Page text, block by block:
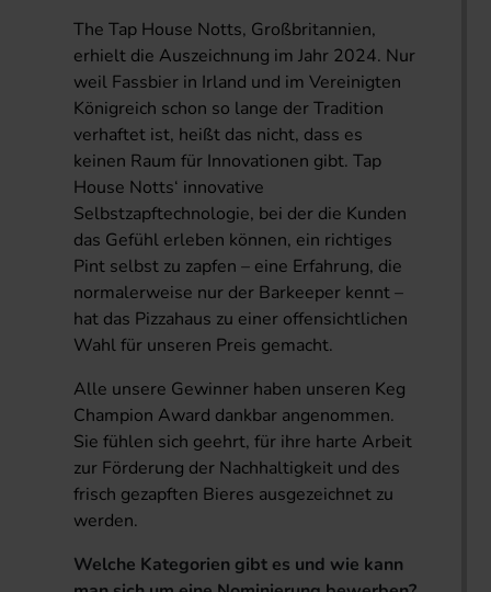
The Tap House Notts, Großbritannien,
erhielt die Auszeichnung im Jahr 2024. Nur
weil Fassbier in Irland und im Vereinigten
Königreich schon so lange der Tradition
verhaftet ist, heißt das nicht, dass es
keinen Raum für Innovationen gibt. Tap
House Notts‘ innovative
Selbstzapftechnologie, bei der die Kunden
das Gefühl erleben können, ein richtiges
Pint selbst zu zapfen – eine Erfahrung, die
normalerweise nur der Barkeeper kennt –
hat das Pizzahaus zu einer offensichtlichen
Wahl für unseren Preis gemacht.
Alle unsere Gewinner haben unseren Keg
Champion Award dankbar angenommen.
Sie fühlen sich geehrt, für ihre harte Arbeit
zur Förderung der Nachhaltigkeit und des
frisch gezapften Bieres ausgezeichnet zu
werden.
Welche Kategorien gibt es und wie kann